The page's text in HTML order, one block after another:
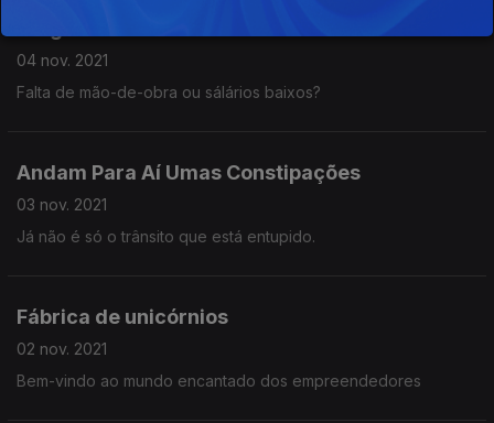
04 nov. 2021
Falta de mão-de-obra ou sálários baixos?
Andam Para Aí Umas Constipações
03 nov. 2021
Já não é só o trânsito que está entupido.
Fábrica de unicórnios
02 nov. 2021
Bem-vindo ao mundo encantado dos empreendedores